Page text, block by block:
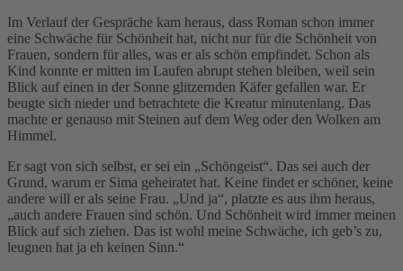
Im Verlauf der Gespräche kam heraus, dass Roman schon immer
eine Schwäche für Schönheit hat, nicht nur für die Schönheit von
Frauen, sondern für alles, was er als schön empfindet. Schon als
Kind konnte er mitten im Laufen abrupt stehen bleiben, weil sein
Blick auf einen in der Sonne glitzernden Käfer gefallen war. Er
beugte sich nieder und betrachtete die Kreatur minutenlang. Das
machte er genauso mit Steinen auf dem Weg oder den Wolken am
Himmel.
Er sagt von sich selbst, er sei ein „Schöngeist“. Das sei auch der
Grund, warum er Sima geheiratet hat. Keine findet er schöner, keine
andere will er als seine Frau. „Und ja“, platzte es aus ihm heraus,
„auch andere Frauen sind schön. Und Schönheit wird immer meinen
Blick auf sich ziehen. Das ist wohl meine Schwäche, ich geb’s zu,
leugnen hat ja eh keinen Sinn.“